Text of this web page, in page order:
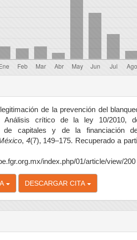
de la prevención del
Análisis crítico de la ley 10/2010,
de capitales y de la financiación
, 4(7), 149–175. Recuperado a
index.php/01/article/view/200
DESCARGAR CITA